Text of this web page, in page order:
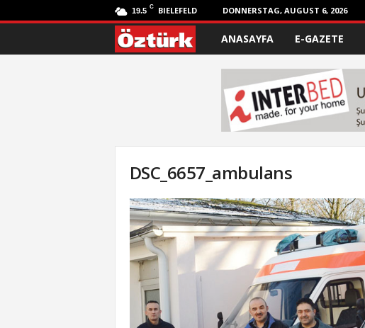
19.5 C BIELEFELD DONNERSTAG, AUGUST 6, 2026
ANASAYFA E-GAZETE
DSC_6657_ambulans